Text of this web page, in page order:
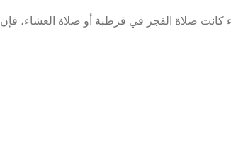
صلاة الفجر في قرطبة أو صلاة العشاء، فإن